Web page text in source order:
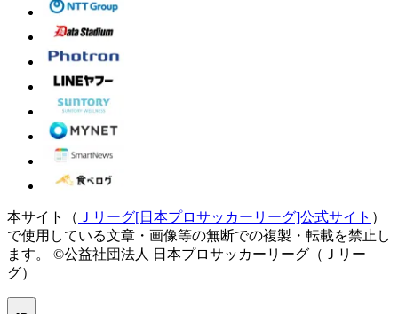
本サイト（ Ｊリーグ[日本プロサッカーリーグ]公式サイト ）
で使用している文章・画像等の無断での複製・転載を禁止し
ます。
©公益社団法人 日本プロサッカーリーグ（Ｊリー
グ）